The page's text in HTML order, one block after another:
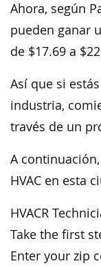
Ahora, según
pueden ganar
de $17.69 a
Así que si
industria,
través de un
A
HVAC en esta
HVACR
Take the first
Enter your zip